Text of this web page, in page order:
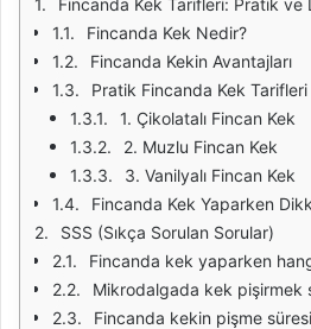
Fincanda Kek Tarifleri: Pratik
Fincanda Kek Nedir?
Fincanda Kekin Avantajları
Pratik Fincanda Kek Tarifleri
1. Çikolatalı Fincan Kek
2. Muzlu Fincan Kek
3. Vanilyalı Fincan Kek
Fincanda Kek Yaparken
SSS (Sıkça Sorulan Sorular)
Fincanda kek yaparken hangi
Mikrodalgada kek pişirmek
Fincanda kekin pişme